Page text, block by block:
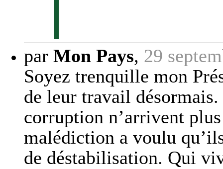
par Mon Pays, 29
Soyez trenquille mon
de leur travail
corruption n’arrivent
malédiction a voulu
de déstabilisation. Qui